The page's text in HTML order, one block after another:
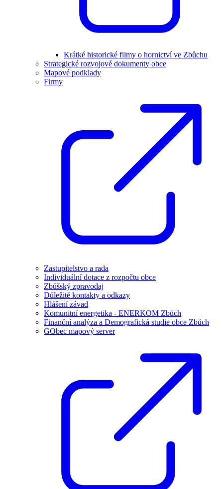
Krátké historické filmy o hornictví ve Zbůchu
Strategické rozvojové dokumenty obce
Mapové podklady
Firmy
Zastupitelstvo a rada
Individuální dotace z rozpočtu obce
Zbůšský zpravodaj
Důležité kontakty a odkazy
Hlášení závad
Komunitní energetika - ENERKOM Zbůch
Finanční analýza a Demografická studie obce Zbůch
GObec mapový server